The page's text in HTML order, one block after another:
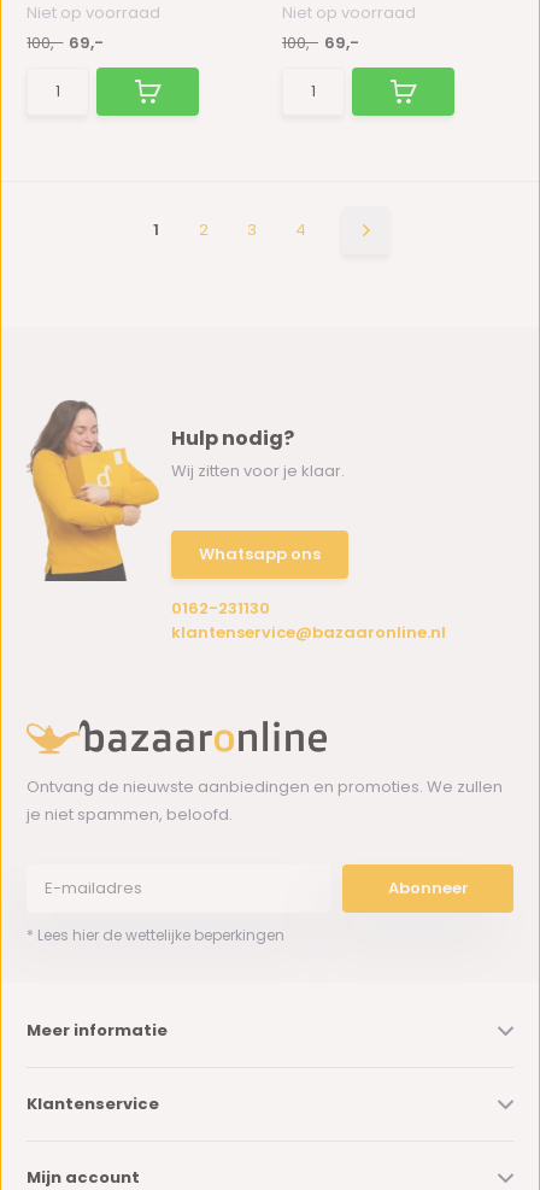
Niet op voorraad
100,- 69,-
Niet op voorraad
100,- 69,-
1 2 3 4
Hulp nodig?
Wij zitten voor je klaar.
Whatsapp ons
0162-231130
klantenservice@bazaaronline.nl
Ontvang de nieuwste aanbiedingen en promoties. We zullen
je niet spammen, beloofd.
Abonneer
* Lees hier de wettelijke beperkingen
Meer informatie
Klantenservice
Mijn account